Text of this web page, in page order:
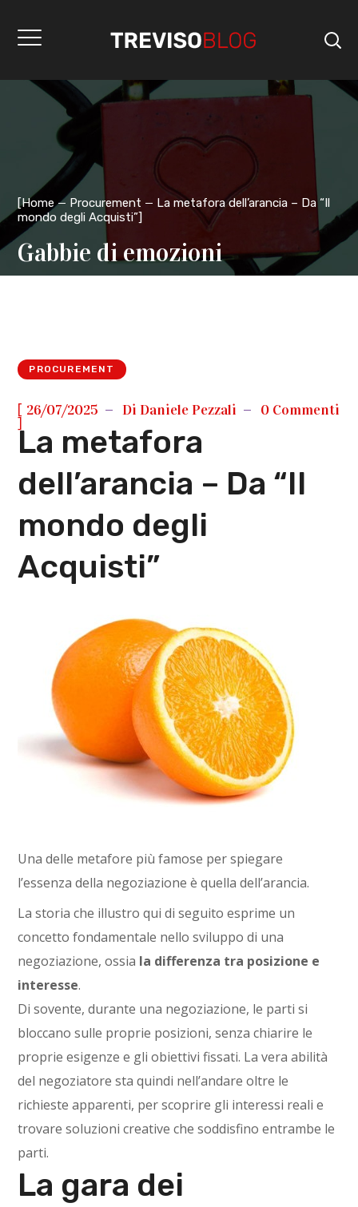
[Home Procurement
La metafora dell’arancia – Da “Il
mondo degli Acquisti”]
Gabbie di emozioni
PROCUREMENT
[ 26/07/2025 DiDaniele Pezzali 0 Commenti
]
La metafora
dell’arancia – Da “Il
mondo degli
Acquisti”
Una delle metafore più famose per spiegare
l’essenza della negoziazione è quella dell’arancia.
La storia che illustro qui di seguito esprime un
concetto fondamentale nello sviluppo di una
negoziazione, ossia la differenza tra posizione e
interesse.
Di sovente, durante una negoziazione, le parti si
bloccano sulle proprie posizioni, senza chiarire le
proprie esigenze e gli obiettivi fissati. La vera abilità
del negoziatore sta quindi nell’andare oltre le
richieste apparenti, per scoprire gli interessi reali e
trovare soluzioni creative che soddisfino entrambe le
parti.
La gara dei